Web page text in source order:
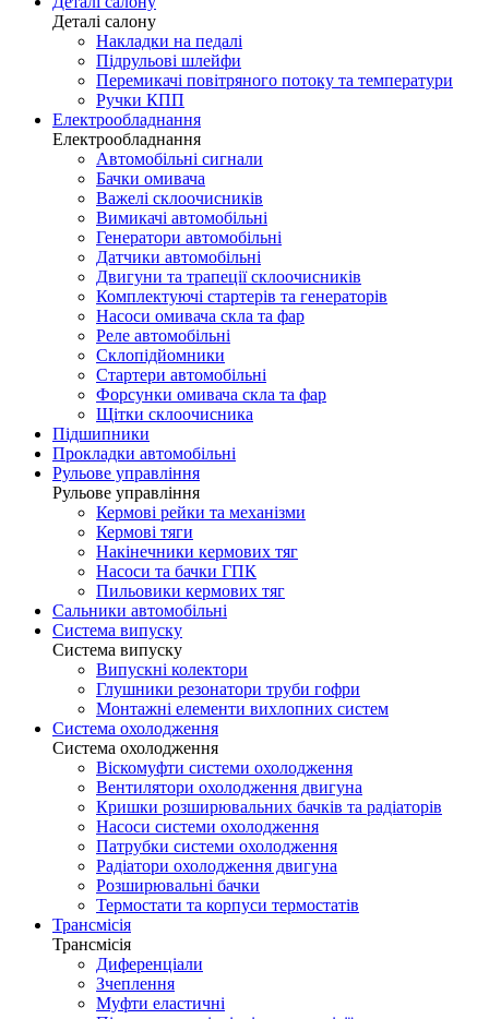
Деталі салону
Накладки на педалі
Підрульові шлейфи
Перемикачі повітряного потоку та температури
Ручки КПП
Електрообладнання
Електрообладнання
Автомобільні сигнали
Бачки омивача
Важелі склоочисників
Вимикачі автомобільні
Генератори автомобільні
Датчики автомобільні
Двигуни та трапеції склоочисників
Комплектуючі стартерів та генераторів
Насоси омивача скла та фар
Реле автомобільні
Склопідйомники
Стартери автомобільні
Форсунки омивача скла та фар
Щітки склоочисника
Підшипники
Прокладки автомобільні
Рульове управління
Рульове управління
Кермові рейки та механізми
Кермові тяги
Накінечники кермових тяг
Насоси та бачки ГПК
Пильовики кермових тяг
Сальники автомобільні
Система випуску
Система випуску
Випускні колектори
Глушники резонатори труби гофри
Монтажні елементи вихлопних систем
Система охолодження
Система охолодження
Віскомуфти системи охолодження
Вентилятори охолодження двигуна
Кришки розширювальних бачків та радіаторів
Насоси системи охолодження
Патрубки системи охолодження
Радіатори охолодження двигуна
Розширювальні бачки
Термостати та корпуси термостатів
Трансмісія
Трансмісія
Диференціали
Зчеплення
Муфти еластичні